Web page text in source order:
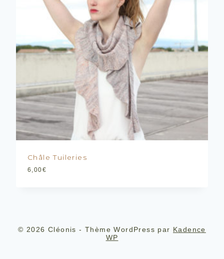
Châle Tuileries
6,00€
© 2026 Cléonis - Thème WordPress par Kadence
WP